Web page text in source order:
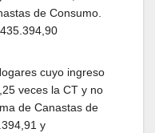
de Consumo.
cuyo ingreso
veces la CT y no
de Canastas de
y